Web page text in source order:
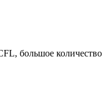
большое